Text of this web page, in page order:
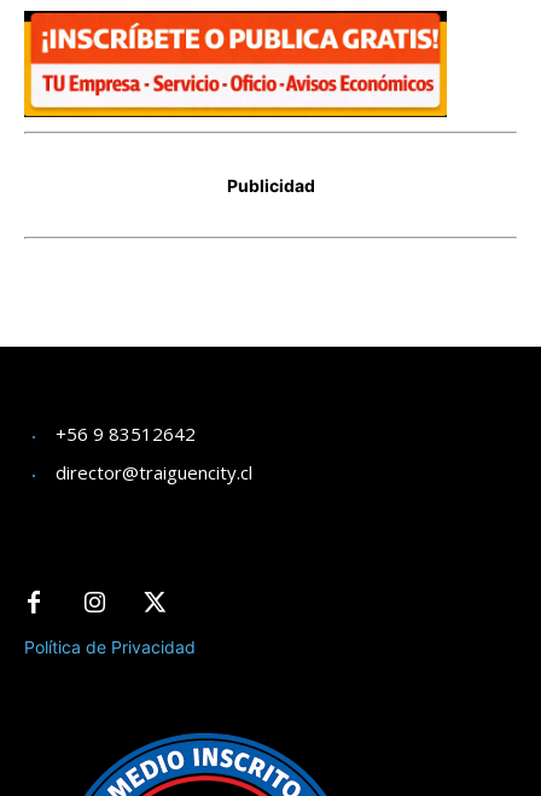
+56 9 83512642
director@traiguencity.cl
Política de Privacidad